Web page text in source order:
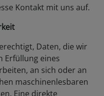
Kontakt mit uns auf.
Daten, die wir
Erfüllung eines
an sich oder an
maschinenlesbaren
Eine direkte